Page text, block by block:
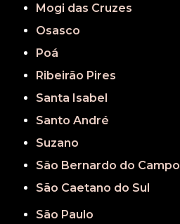
Mogi das Cruzes
Osasco
Poá
Ribeirão Pires
Santa Isabel
Santo André
Suzano
São Bernardo do Campo
São Caetano do Sul
São Paulo